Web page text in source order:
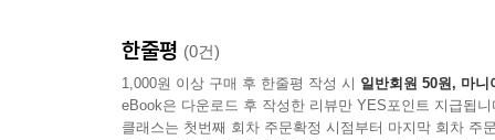
한줄평 (0건)
1,000원 이상 구매 후 한줄평 작성 시 일반회원 50원, 마니
eBook은 다운로드 후 작성한 리뷰만 YES포인트 지급됩니
클래스는 첫번째 회차 주문확정 시점부터 마지막 회차 주